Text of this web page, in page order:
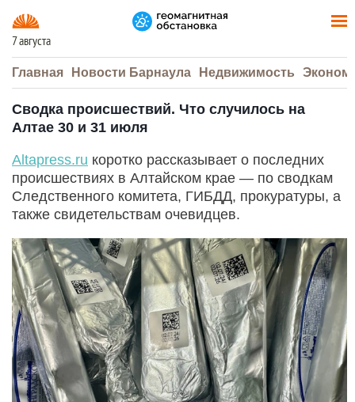
7 августа
Главная Новости Барнаула Недвижимость
Сводка происшествий. Что случилось на
Алтае 30 и 31 июля
Аltapress.ru коротко рассказывает о последних
происшествиях в Алтайском крае — по сводкам
Следственного комитета, ГИБДД, прокуратуры, а
также свидетельствам очевидцев.